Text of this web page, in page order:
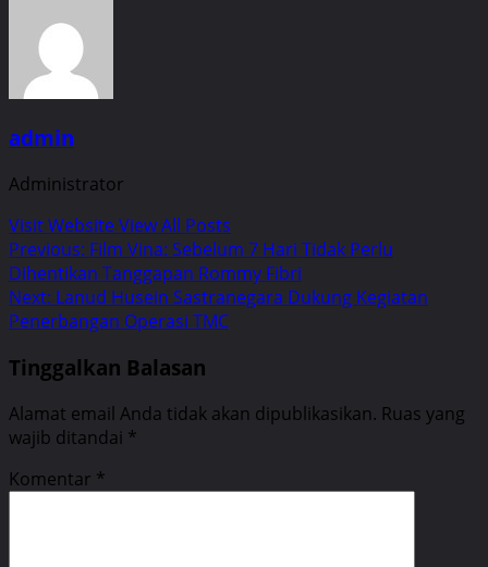
admin
Administrator
Visit WebsiteView All Posts
Post
navigation
Previous: Film Vina: Sebelum 7 Hari Tidak Perlu
Dihentikan Tanggapan Rommy Fibri
Next: Lanud Husein Sastranegara Dukung Kegiatan
Penerbangan Operasi TMC
Tinggalkan Balasan
Alamat email Anda tidak akan dipublikasikan. Ruas yang
wajib ditandai *
Komentar *